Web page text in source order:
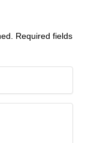
Required fields